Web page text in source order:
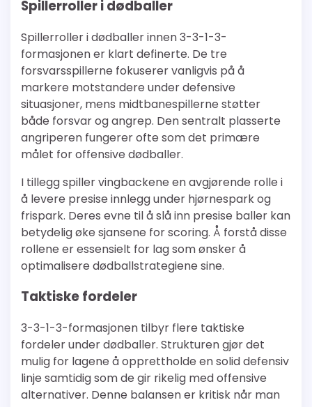
Spillerroller i dødballer
Spillerroller i dødballer innen 3-3-1-3-
formasjonen er klart definerte. De tre
forsvarsspillerne fokuserer vanligvis på å
markere motstandere under defensive
situasjoner, mens midtbanespillerne støtter
både forsvar og angrep. Den sentralt plasserte
angriperen fungerer ofte som det primære
målet for offensive dødballer.
I tillegg spiller vingbackene en avgjørende rolle i
å levere presise innlegg under hjørnespark og
frispark. Deres evne til å slå inn presise baller kan
betydelig øke sjansene for scoring. Å forstå disse
rollene er essensielt for lag som ønsker å
optimalisere dødballstrategiene sine.
Taktiske fordeler
3-3-1-3-formasjonen tilbyr flere taktiske
fordeler under dødballer. Strukturen gjør det
mulig for lagene å opprettholde en solid defensiv
linje samtidig som de gir rikelig med offensive
alternativer. Denne balansen er kritisk når man